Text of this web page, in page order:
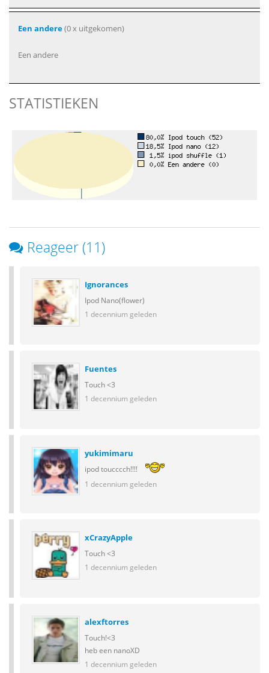
Een andere(0 x uitgekomen)
Een andere
STATISTIEKEN
Reageer (11)
Ignorances
Ipod Nano(flower)
1 decennium geleden
Fuentes
Touch <3
1 decennium geleden
yukimimaru
ipod toucccch!!!!
1 decennium geleden
xCrazyApple
Touch <3
1 decennium geleden
alexftorres
Touch!<3
heb een nanoXD
1 decennium geleden